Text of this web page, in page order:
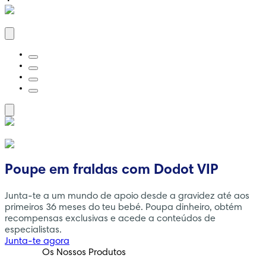
Poupe em fraldas com Dodot VIP
Junta-te a um mundo de apoio desde a gravidez até aos
primeiros 36 meses do teu bebé. Poupa dinheiro, obtém
recompensas exclusivas e acede a conteúdos de
especialistas.
Junta-te agora
Os Nossos Produtos